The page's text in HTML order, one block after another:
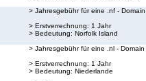
> Jahresgebühr für eine .nf - Domain
> Erstverrechnung: 1 Jahr
> Bedeutung: Norfolk Island
> Jahresgebühr für eine .nl - Domain
> Erstverrechnung: 1 Jahr
> Bedeutung: Niederlande